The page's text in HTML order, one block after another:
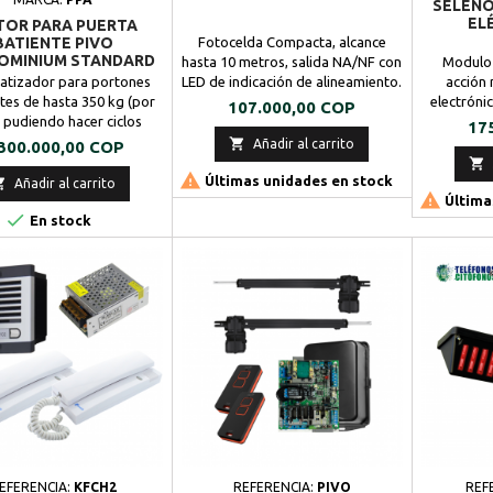
PARA PUERTA
PIVO
STANDARD
DOBLE HOJA 2.5M
350KG PPA
para portones
de hasta 350 kg (por
pudiendo hacer ciclos
(apertura y cierre) con
rapidez y precisión.
émbolo en acero
lo que permite
suaves y precisos,
mayor durabilidad
de 2.5 segundos.Mayor
puesto que reduce...
COP
Añadir al carrito
 En stock
Fotocelda Compacta, alcance
hasta 10 metros, salida NA/NF con
LED de indicación de alineamiento.
Precio
107.000,00 COP
 Añadir al carrito
 Últimas unidades en stock
acción
puertas
estándar,
o botón,
remoto
Remoto.


KFCH2
REFERENCIA: PIVO